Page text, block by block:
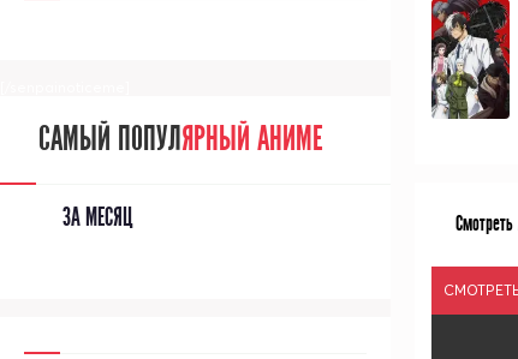
САМЫЙ ПОПУЛЯРНЫЙ АНИМЕ
ЗА МЕСЯЦ